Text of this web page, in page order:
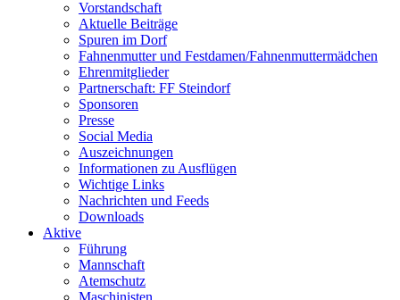
Vorstandschaft
Aktuelle Beiträge
Spuren im Dorf
Fahnenmutter und Festdamen/Fahnenmuttermädchen
Ehrenmitglieder
Partnerschaft: FF Steindorf
Sponsoren
Presse
Social Media
Auszeichnungen
Informationen zu Ausflügen
Wichtige Links
Nachrichten und Feeds
Downloads
Aktive
Führung
Mannschaft
Atemschutz
Maschinisten